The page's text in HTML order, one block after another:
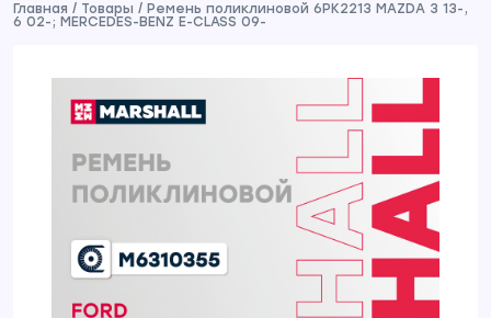
Главная / Товары / Ремень поликлиновой 6PK2213 MAZDA 3 13-,
6 02-; MERCEDES-BENZ E-CLASS 09-